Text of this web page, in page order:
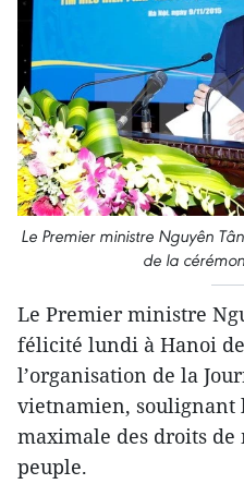
Le Premier ministre Nguyên
de la
Le Premier ministre
félicité lundi à Hanoi
l’organisation de la
vietnamien, soulignant
maximale des droits
peuple.